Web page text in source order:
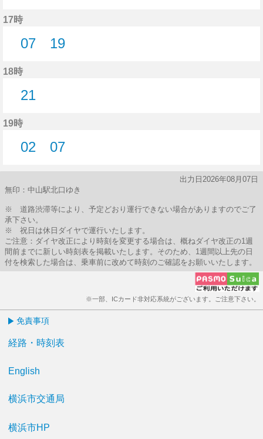
17時
07
19
18時
21
19時
02
07
出力日2026年08月07日
無印：中山駅北口ゆき
※ 道路渋滞等により、予定どおり運行できない場合がありますのでご了
承下さい。
※ 祝日は休日ダイヤで運行いたします。
ご注意：ダイヤ改正により時刻を変更する場合は、概ねダイヤ改正の1週
間前までに新しい時刻表を掲載いたします。そのため、1週間以上先の日
付を検索した場合は、乗車前に改めて時刻のご確認をお願いいたします。
※一部、ICカード非対応系統がございます。ご注意下さい。
免責事項
経路・時刻表
English
横浜市交通局
横浜市HP